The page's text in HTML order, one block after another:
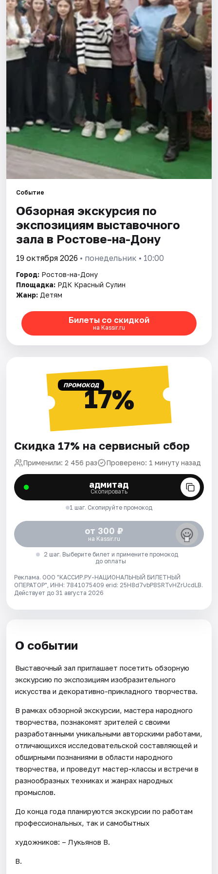
Города
Площадки
Событие
Обзорная экскурсия по
экспозициям выставочного
зала в Ростове-на-Дону
19 октября 2026 • понедельник • 10:00
Город: Ростов-на-Дону
Площадка: РДК Красный Сулин
Жанр: Детям
Билеты со скидкой
на Kassir.ru
ПРОМОКОД17%
Скидка 17% на сервисный сбор
Применили: 2 456 раз Проверено: 1 минуту назад
адмитад
Скопировать
1 шаг. Скопируйте промокод
от 300 ₽
на Kassir.ru
2 шаг. Выберите билет и примените промокод
до оплаты
Реклама. ООО "КАССИР.РУ-НАЦИОНАЛЬНЫЙ БИЛЕТНЫЙ
ОПЕРАТОР", ИНН: 7841075409 erid: 25H8d7vbP8SRTvHZrUcdLB.
Действует до 31 августа 2026
О событии
Выставочный зал приглашает посетить обзорную
экскурсию по экспозициям изобразительного
искусства и декоративно-прикладного творчества.
В рамках обзорной экскурсии, мастера народного
творчества, познакомят зрителей с своими
разработанными уникальными авторскими работами,
отличающихся исследовательской составляющей и
обширными познаниями в области народного
творчества, и проведут мастер-классы и встречи в
разнообразных техниках и жанрах народных
промыслов.
До конца года планируются экскурсии по работам
профессиональных, так и самобытных
художников: – Лукьянов В.
В.